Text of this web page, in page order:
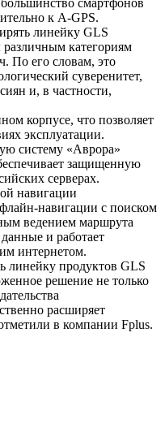
смартфонов
к A-GPS.
линейку GLS
категориям
По его словам, это
суверенитет,
и, в частности,
корпусе, что позволяет
эксплуатации.
систему «Аврора»
защищенную
серверах.
навигации
навигации с поиском
ведением маршрута
и работает
интернетом.
линейку продуктов GLS
решение не только
расширяет
в компании Fplus.